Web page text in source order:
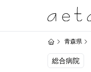
青森県
総合病院